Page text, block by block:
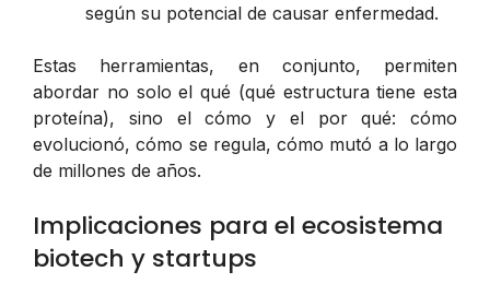
según su potencial de causar enfermedad.
Estas herramientas, en conjunto, permiten
abordar no solo el qué (qué estructura tiene esta
proteína), sino el cómo y el por qué: cómo
evolucionó, cómo se regula, cómo mutó a lo largo
de millones de años.
Implicaciones para el ecosistema
biotech y startups